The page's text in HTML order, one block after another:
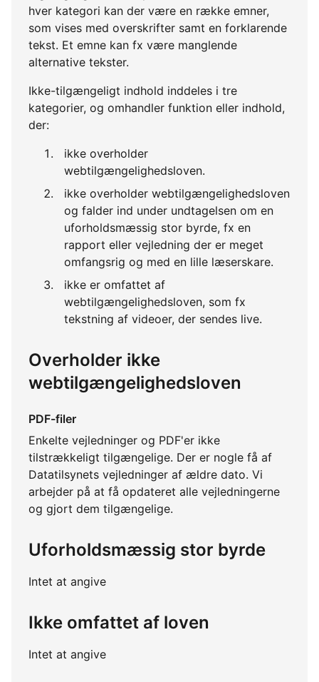
hver kategori kan der være en række emner,
som vises med overskrifter samt en forklarende
tekst. Et emne kan fx være manglende
alternative tekster.
Ikke-tilgængeligt indhold inddeles i tre
kategorier, og omhandler funktion eller indhold,
der:
ikke overholder
webtilgængelighedsloven.
ikke overholder webtilgængelighedsloven
og falder ind under undtagelsen om en
uforholdsmæssig stor byrde, fx en
rapport eller vejledning der er meget
omfangsrig og med en lille læserskare.
ikke er omfattet af
webtilgængelighedsloven, som fx
tekstning af videoer, der sendes live.
Overholder ikke
webtilgængelighedsloven
PDF-filer
Enkelte vejledninger og PDF'er ikke
tilstrækkeligt tilgængelige. Der er nogle få af
Datatilsynets vejledninger af ældre dato. Vi
arbejder på at få opdateret alle vejledningerne
og gjort dem tilgængelige.
Uforholdsmæssig stor byrde
Intet at angive
Ikke omfattet af loven
Intet at angive